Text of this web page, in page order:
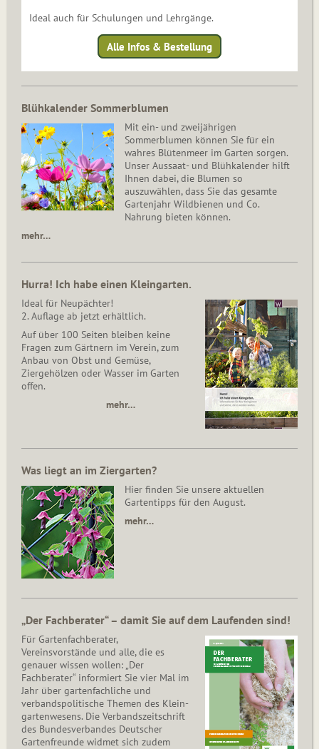
Ideal auch für Schulungen und Lehrgänge.
Alle Infos & Bestellung
Blühkalender Sommerblumen
Mit ein- und zweijährigen
Sommerblumen können Sie für ein
wahres Blütenmeer im Garten sorgen.
Unser Aussaat- und Blühkalender hilft
Ihnen dabei, die Blumen so
auszuwählen, dass Sie das gesamte
Gartenjahr Wildbienen und Co.
Nahrung bieten können.
mehr…
Hurra! Ich habe einen Kleingarten.
Ideal für Neupächter!
2. Auflage ab jetzt erhältlich.
Auf über 100 Seiten bleiben keine
Fragen zum Gärtnern im Verein, zum
Anbau von Obst und Gemüse,
Ziergehölzen oder Wasser im Garten
offen.
mehr…
Was liegt an im Ziergarten?
Hier finden Sie unsere aktuellen
Gartentipps für den August.
mehr…
„Der Fachberater“ – damit Sie auf dem Laufenden sind!
Für Gartenfachberater,
Vereinsvorstände und alle, die es
genauer wissen wollen: „Der
Fachberater“ informiert Sie vier Mal im
Jahr über gartenfachliche und
verbandspolitische Themen des Klein­
gar­ten­wesens. Die Ver­bands­zeit­schrift
des Bun­des­ver­ban­des Deutscher
Gartenfreunde widmet sich zudem